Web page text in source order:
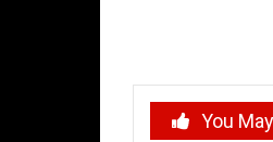
You